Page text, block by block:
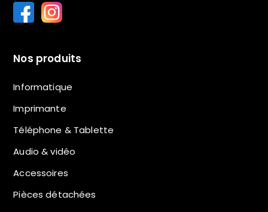
Nos produits
Informatique
Imprimante
Téléphone & Tablette
Audio & vidéo
Accessoires
Pièces détachées